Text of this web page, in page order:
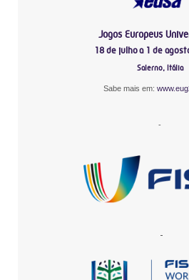
Jogos Europeus
18 de julho a 1 de
Salerno, Itália
Sabe mais em:
-
-